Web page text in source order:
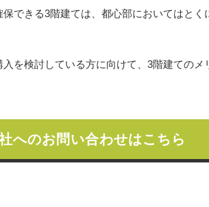
できる3階建ては、都心部においてはとく
を検討している方に向けて、3階建てのメ
へのお問い合わせはこちら